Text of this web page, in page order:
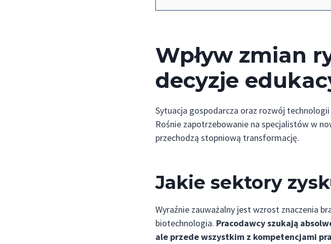
Wpływ zmian
decyzje
Sytuacja gospodarcza oraz rozwój
Rośnie zapotrzebowanie na specjalistów w
przechodzą stopniową transformację.
Jakie sektory
Wyraźnie zauważalny jest wzrost znaczenia
biotechnologia. Pracodawcy szukają
ale przede wszystkim z kompetencjami